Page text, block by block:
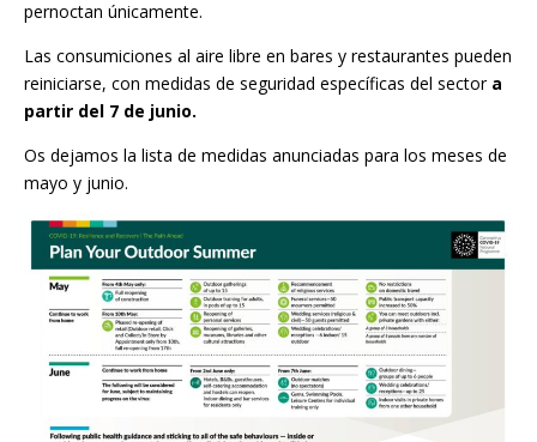
pernoctan únicamente.
Las consumiciones al aire libre en bares y restaurantes pueden
reiniciarse, con medidas de seguridad específicas del sector a
partir del 7 de junio.
Os dejamos la lista de medidas anunciadas para los meses de
mayo y junio.